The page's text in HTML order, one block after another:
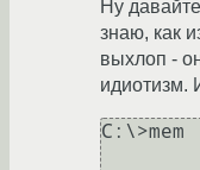
Ну
знаю, как
выхлоп -
идиотизм.
C:\>mem